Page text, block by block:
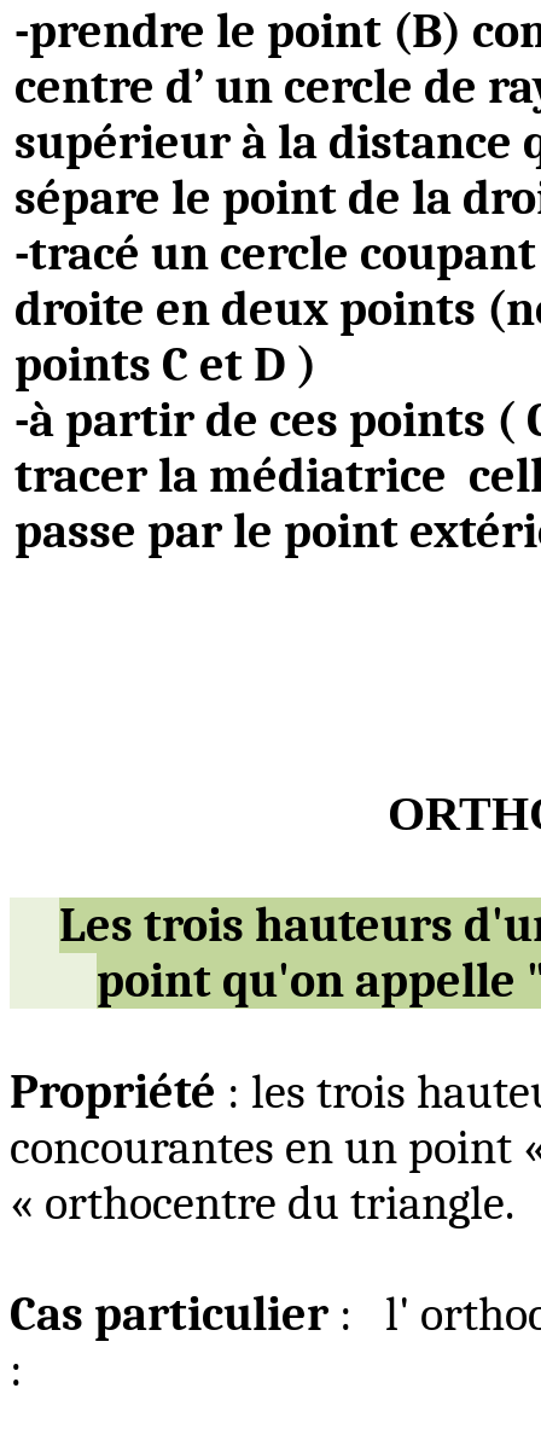
-prendre le point (B)
centre d’ un cercle de
supérieur à la distance
sépare le point de la
-tracé un cercle
droite en deux points
points C et D )
-à partir de ces points (
tracer la médiatrice
passe par le point
Les trois hauteurs
point qu'on
Propriété : les trois
concourantes en un point
« orthocentre du triangle.
Cas particulier :
l'
: